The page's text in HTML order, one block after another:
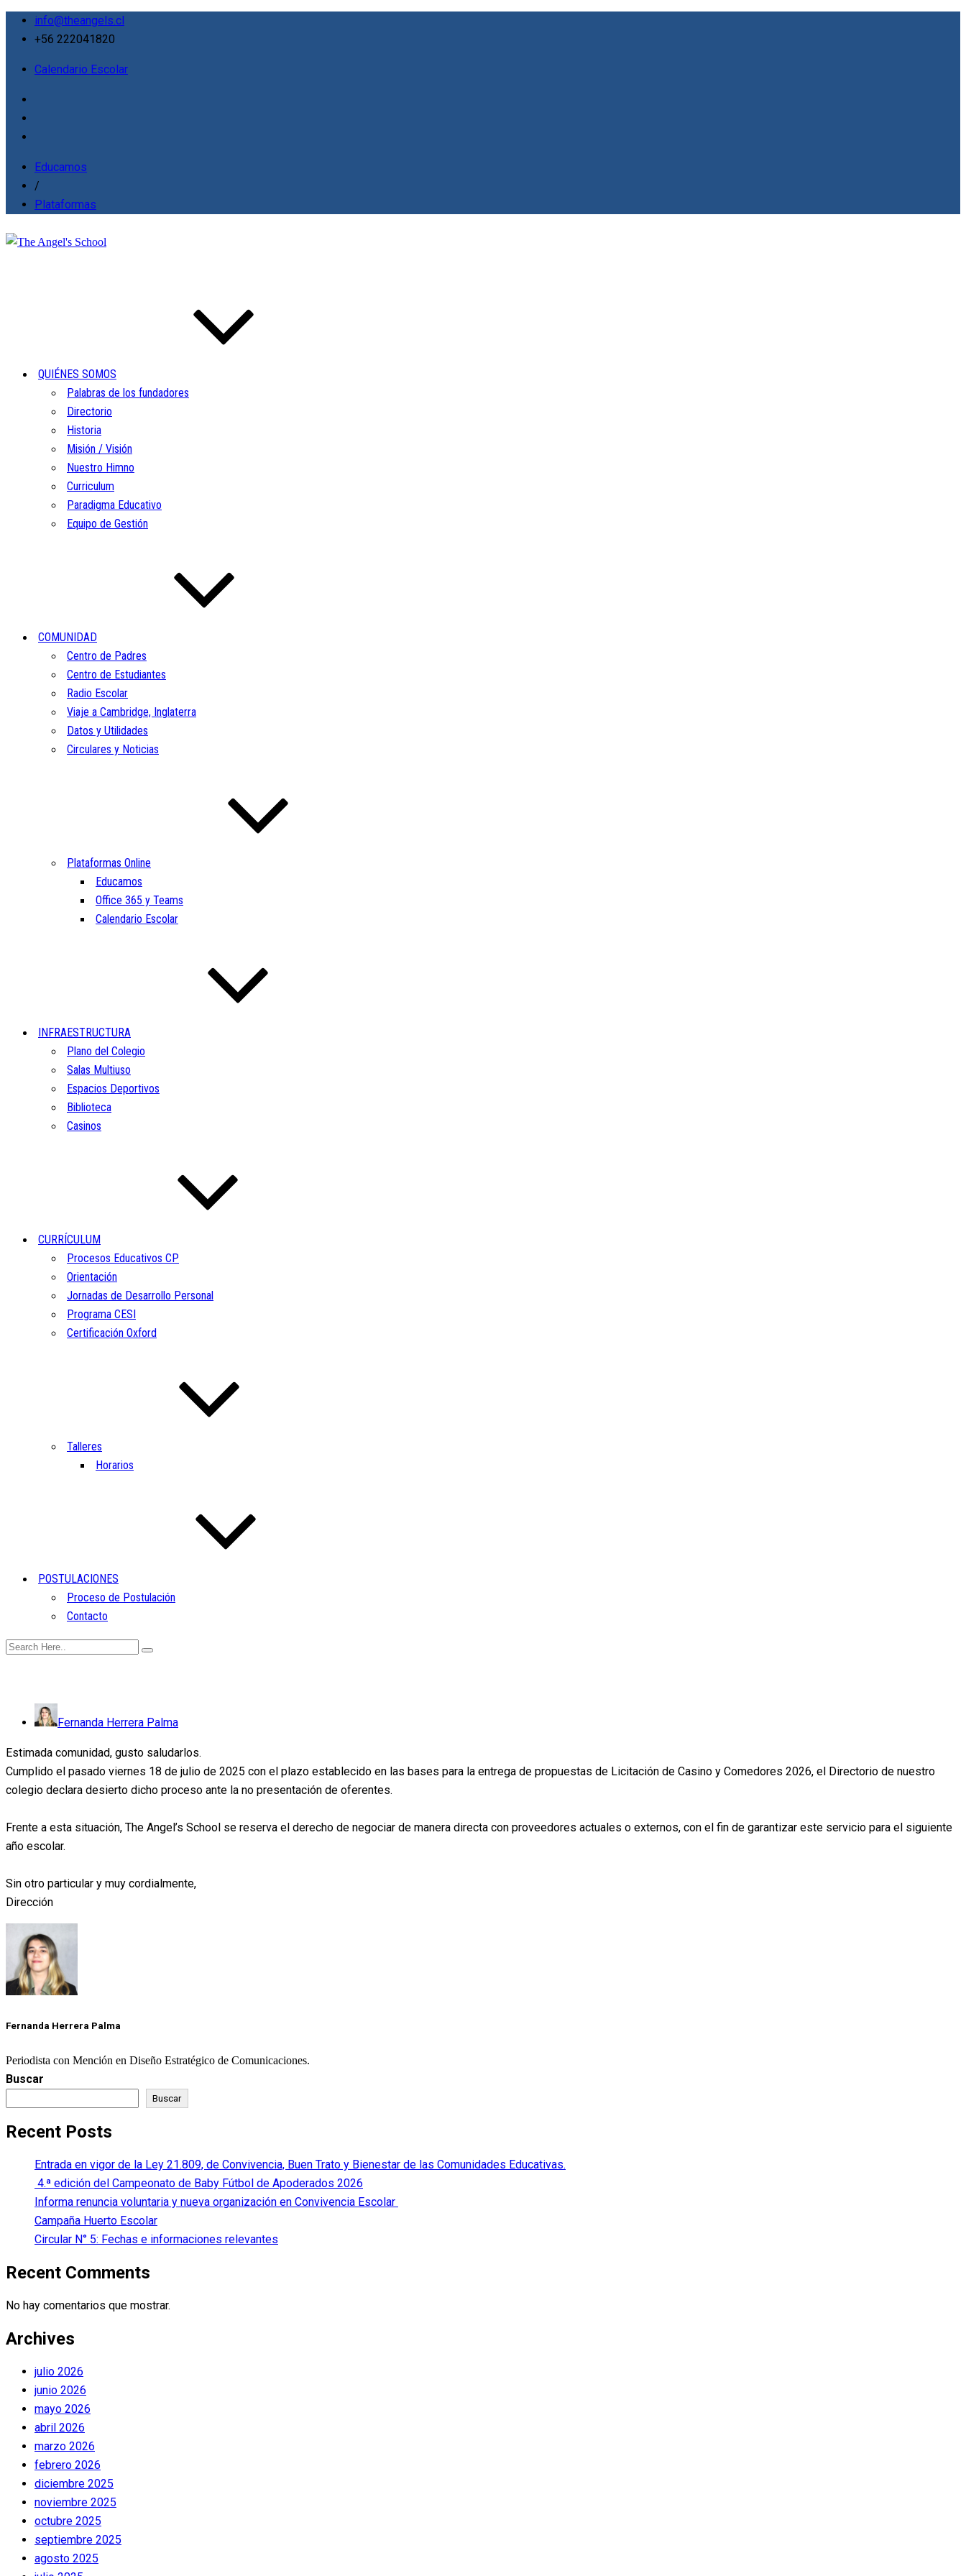
info@theangels.cl
+56 222041820
Calendario Escolar
Educamos
/
Plataformas
QUIÉNES SOMOS
Palabras de los fundadores
Directorio
Historia
Misión / Visión
Nuestro Himno
Curriculum
Paradigma Educativo
Equipo de Gestión
COMUNIDAD
Centro de Padres
Centro de Estudiantes
Radio Escolar
Viaje a Cambridge, Inglaterra
Datos y Utilidades
Circulares y Noticias
Plataformas Online
Educamos
Office 365 y Teams
Calendario Escolar
INFRAESTRUCTURA
Plano del Colegio
Salas Multiuso
Espacios Deportivos
Biblioteca
Casinos
CURRÍCULUM
Procesos Educativos CP
Orientación
Jornadas de Desarrollo Personal
Programa CESI
Certificación Oxford
Talleres
Horarios
POSTULACIONES
Proceso de Postulación
Contacto
Fernanda Herrera Palma
Estimada comunidad, gusto saludarlos.
Cumplido el pasado viernes 18 de julio de 2025 con el plazo establecido en las bases para la entrega de propuestas de Licitación de Casino y Comedores 2026, el Directorio de nuestro
colegio declara desierto dicho proceso ante la no presentación de oferentes.
Frente a esta situación, The Angel’s School se reserva el derecho de negociar de manera directa con proveedores actuales o externos, con el fin de garantizar este servicio para el siguiente
año escolar.
Sin otro particular y muy cordialmente,
Dirección
Fernanda Herrera Palma
Periodista con Mención en Diseño Estratégico de Comunicaciones.
Buscar
Buscar
Recent Posts
Entrada en vigor de la Ley 21.809, de Convivencia, Buen Trato y Bienestar de las Comunidades Educativas.
4.ª edición del Campeonato de Baby Fútbol de Apoderados 2026
Informa renuncia voluntaria y nueva organización en Convivencia Escolar
Campaña Huerto Escolar
Circular N° 5: Fechas e informaciones relevantes
Recent Comments
No hay comentarios que mostrar.
Archives
julio 2026
junio 2026
mayo 2026
abril 2026
marzo 2026
febrero 2026
diciembre 2025
noviembre 2025
octubre 2025
septiembre 2025
agosto 2025